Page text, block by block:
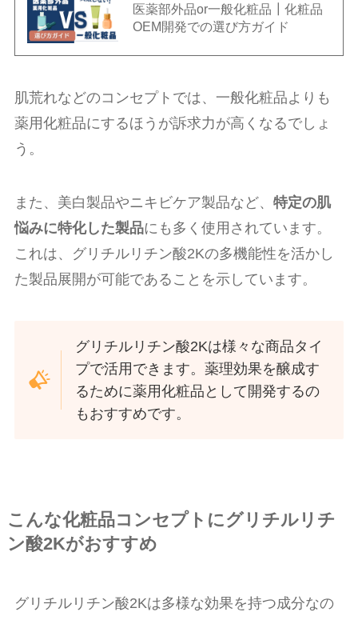
医薬部外品or一般化粧品┃化粧品
OEM開発での選び方ガイド
肌荒れなどのコンセプトでは、一般化粧品よりも
薬用化粧品にするほうが訴求力が高くなるでしょ
う。
また、美白製品やニキビケア製品など、 特定の肌
悩みに特化した製品にも多く使用されています。
これは、グリチルリチン酸2Kの多機能性を活かし
た製品展開が可能であることを示しています。
グリチルリチン酸2Kは様々な商品タイ
プで活用できます。薬理効果を醸成す
るために薬用化粧品として開発するの
もおすすめです。
こんな化粧品コンセプトにグリチルリチ
ン酸2Kがおすすめ
グリチルリチン酸2Kは多様な効果を持つ成分なの